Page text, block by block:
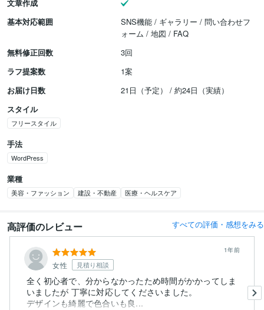
文章作成
基本対応範囲
SNS機能 / ギャラリー / 問い合わせフ
ォーム / 地図 / FAQ
無料修正回数
3回
ラフ提案数
1案
お届け日数
21日（予定） / 約24日（実績）
スタイル
フリースタイル
手法
WordPress
業種
美容・ファッション 建設・不動産 医療・ヘルスケア
高評価のレビュー すべての評価・感想をみる
女性 見積り相談
1年前
全く初心者で、分からなかったため時間がかかってしま
いましたが 丁寧に対応してくださいました。
デザインも綺麗で色合いも良...